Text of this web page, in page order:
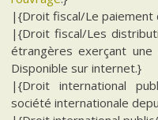
|{Droit fiscal/Le paiement
|{Droit fiscal/Les
étrangères exerçant une
Disponible sur internet.}
|{Droit international
société internationale